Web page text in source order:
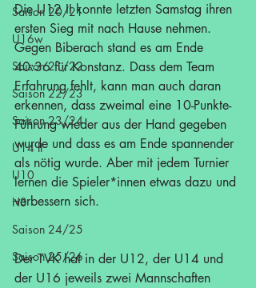
Saison 20/21
U16w
Saison 21/22
Saison 22/23
Saison 23/24
U14 II
U10
H3
Saison 24/25
Saison 25/26
Die U12 II konnte letzten Samstag ihren
ersten Sieg mit nach Hause nehmen.
Gegen Biberach stand es am Ende
40:36 für Konstanz. Dass dem Team
Erfahrung fehlt, kann man auch daran
erkennen, dass zweimal eine 10-Punkte-
Führung wieder aus der Hand gegeben
wurde und dass es am Ende spannender
als nötig wurde. Aber mit jedem Turnier
lernen die Spieler*innen etwas dazu und
verbessern sich.
Der TVK hat in der U12, der U14 und
der U16 jeweils zwei Mannschaften